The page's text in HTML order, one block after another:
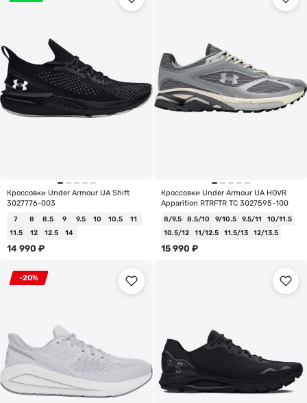
Кроссовки Under Armour UA Shift
3027776-003
7 8 8.5 9 9.5 10 10.5
11
11.5
12 12.5 14
14 990 ₽
Кроссовки Under Armour UA HOVR
Apparition RTRFTR TC 3027595-100
8/9.5 8.5/10 9/10.5 9.5/11
10/11.5
10.5/12
11/12.5 11.5/13 12/13.5
15 990 ₽
-20%